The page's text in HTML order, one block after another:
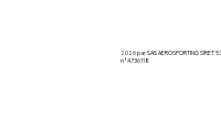
2026 par SAS AEROSPORTING
n°4736118